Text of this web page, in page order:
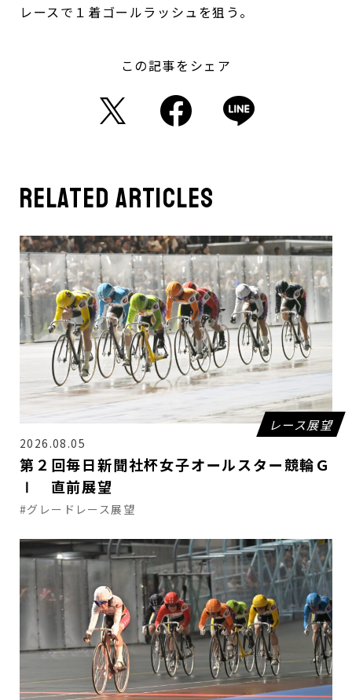
レースで１着ゴールラッシュを狙う。
この記事をシェア
related articles
レース展望
2026.08.05
第２回毎日新聞社杯女子オールスター競輪Ｇ
Ⅰ 直前展望
#グレードレース展望